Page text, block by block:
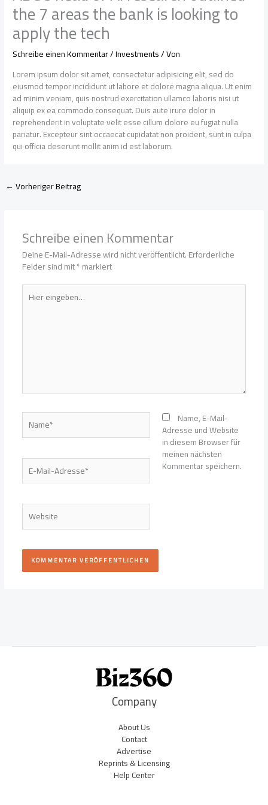
the 7 areas the bank is looking to
apply the tech
Schreibe einen Kommentar/Investments/ Von
Lorem ipsum dolor sit amet, consectetur adipisicing elit, sed do
eiusmod tempor incididunt ut labore et dolore magna aliqua. Ut enim
ad minim veniam, quis nostrud exercitation ullamco laboris nisi ut
aliquip ex ea commodo consequat. Duis aute irure dolor in
reprehenderit in voluptate velit esse cillum dolore eu fugiat nulla
pariatur. Excepteur sint occaecat cupidatat non proident, sunt in culpa
qui officia deserunt mollit anim id est laborum.
←Vorheriger Beitrag
Schreibe einen Kommentar
Deine E-Mail-Adresse wird nicht veröffentlicht.Erforderliche
Felder sind mit*markiert
Hier
eingeben…
Name*
E-
Mail-
Adresse*
Website
Name, E-Mail-
Adresse und Website
in diesem Browser für
meinen nächsten
Kommentar speichern.
Company
About Us
Contact
Advertise
Reprints & Licensing
Help Center